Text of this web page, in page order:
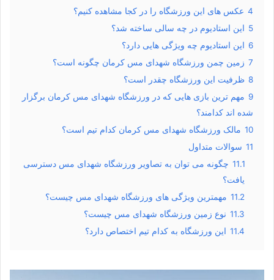
4 عکس های این ورزشگاه را در کجا مشاهده کنیم؟
5 این استادیوم در چه سالی ساخته شد؟
6 این استادیوم چه ویژگی هایی دارد؟
7 زمین چمن ورزشگاه شهدای مس کرمان چگونه است؟
8 ظرفیت این ورزشگاه چقدر است؟
9 مهم ترین بازی هایی که در ورزشگاه شهدای مس کرمان برگزار
شده اند کدامند؟
10 مالک ورزشگاه شهدای مس کرمان کدام تیم است؟
11 سوالات متداول
11.1 چگونه می توان به تصاویر ورزشگاه شهدای مس دسترسی
یافت؟
11.2 مهمترین ویژگی های ورزشگاه شهدای مس چیست؟
11.3 نوع زمین ورزشگاه شهدای مس چیست؟
11.4 این ورزشگاه به کدام تیم اختصاص دارد؟